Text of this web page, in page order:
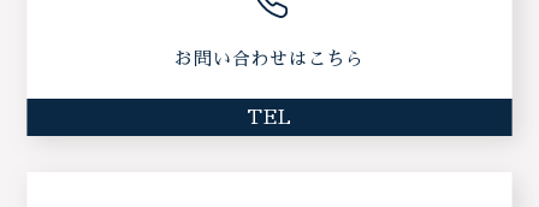
お問い合わせはこちら
TEL